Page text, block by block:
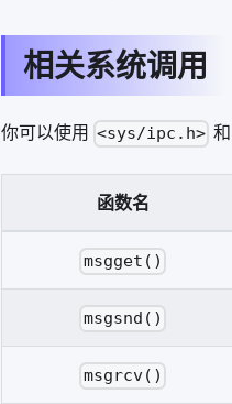
相关系统调用
你可以使用 <sys/ipc.h> 和
函数名
msgget()
msgsnd()
msgrcv()